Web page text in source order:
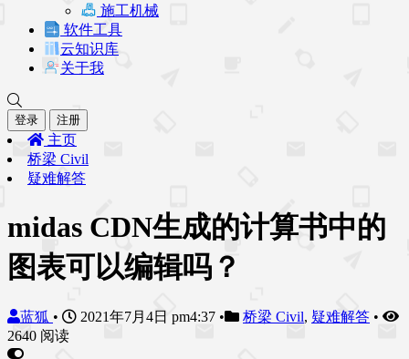
施工机械
软件工具
云知识库
关于我
登录 注册
主页
桥梁 Civil
疑难解答
midas CDN生成的计算书中的
图表可以编辑吗？
蓝狐 • 2021年7月4日 pm4:37 • 桥梁 Civil, 疑难解答 •
2640 阅读